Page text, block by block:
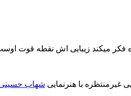
میکند زیبایی اش نقطه قوت
غیرمنتظره با هنرنمایی شهاب